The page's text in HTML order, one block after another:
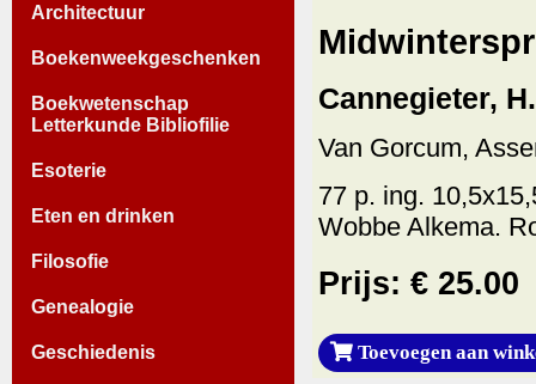
Architectuur
Boekenweekgeschenken
Boekwetenschap
Letterkunde Bibliofilie
Esoterie
Eten en drinken
Filosofie
Genealogie
Geschiedenis
Cannegieter,
Van Gorcum,
77 p. ing.
Wobbe Alkema.
Prijs: € 25.00
Toevoegen aan